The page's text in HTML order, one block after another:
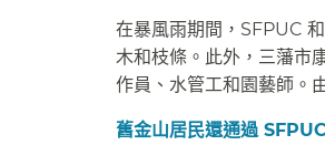
在暴風雨期間，SFPUC
木和枝條。此外，三藩市
作員、水管工和園藝師。
舊金山居民還通過